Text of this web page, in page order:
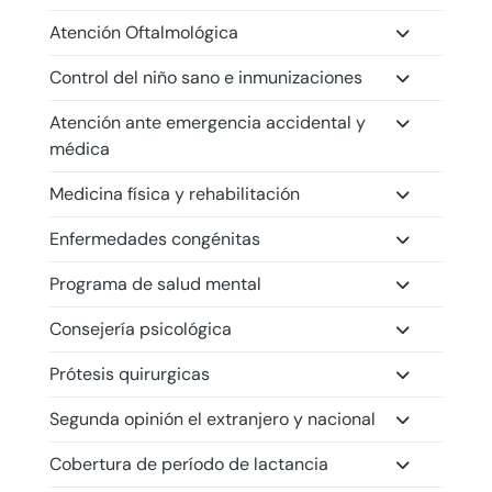
Atención Oftalmológica
Control del niño sano e inmunizaciones
Atención ante emergencia accidental y
médica
Medicina física y rehabilitación
Enfermedades congénitas
Programa de salud mental
Consejería psicológica
Prótesis quirurgicas
Segunda opinión el extranjero y nacional
Cobertura de período de lactancia